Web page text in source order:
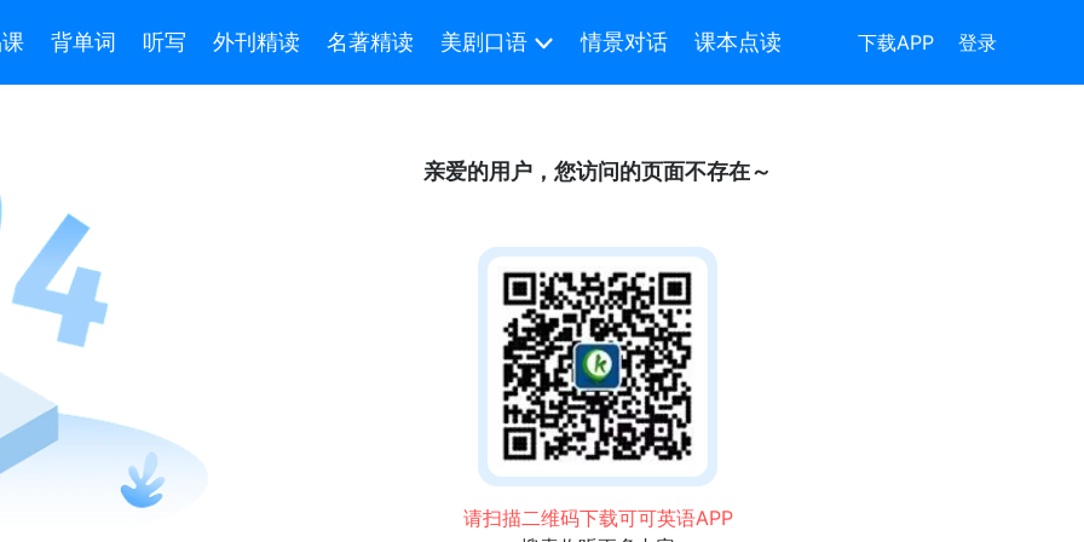
背单词 听写 外刊精读 名著精读 美剧口语 情景对话 课本点读 下载APP 登录
亲爱的用户，您访问的页面不存在～
请扫描二维码下载可可英语APP